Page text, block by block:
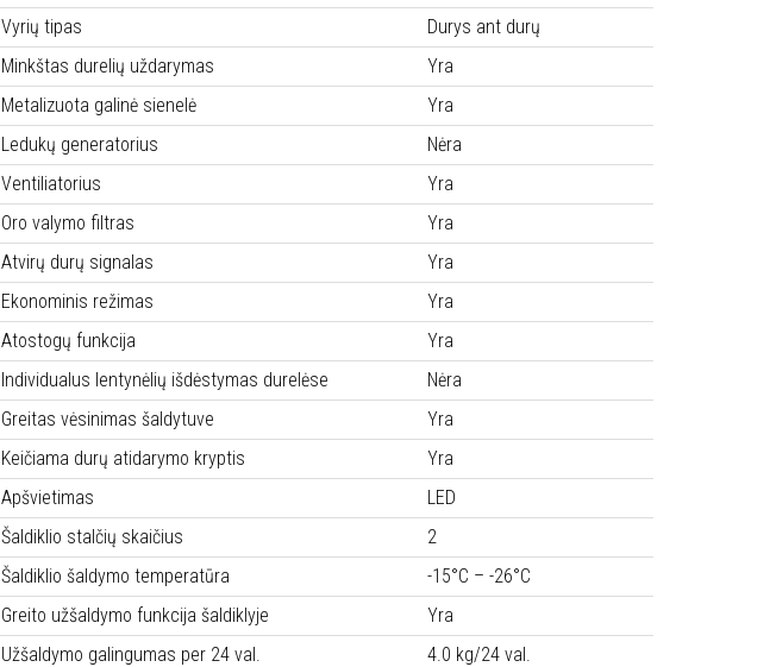
Vyrių tipas
Durys ant durų
Minkštas durelių uždarymas
Yra
Metalizuota galinė sienelė
Yra
Ledukų generatorius
Nėra
Ventiliatorius
Yra
Oro valymo filtras
Yra
Atvirų durų signalas
Yra
Ekonominis režimas
Yra
Atostogų funkcija
Yra
Individualus lentynėlių išdėstymas durelėse
Nėra
Greitas vėsinimas šaldytuve
Yra
Keičiama durų atidarymo kryptis
Yra
Apšvietimas
LED
Šaldiklio stalčių skaičius
2
Šaldiklio šaldymo temperatūra
-15°C – -26°C
Greito užšaldymo funkcija šaldiklyje
Yra
Užšaldymo galingumas per 24 val.
4.0 kg/24 val.